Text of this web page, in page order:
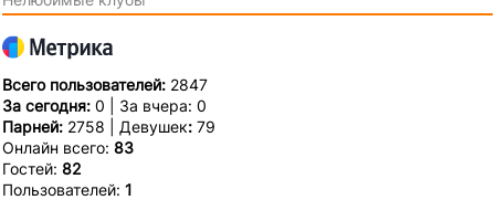
Всего пользователей: 2847
За сегодня: 0 | За вчера: 0
Парней: 2758 | Девушек: 79
Онлайн всего: 83
Гостей: 82
Пользователей: 1